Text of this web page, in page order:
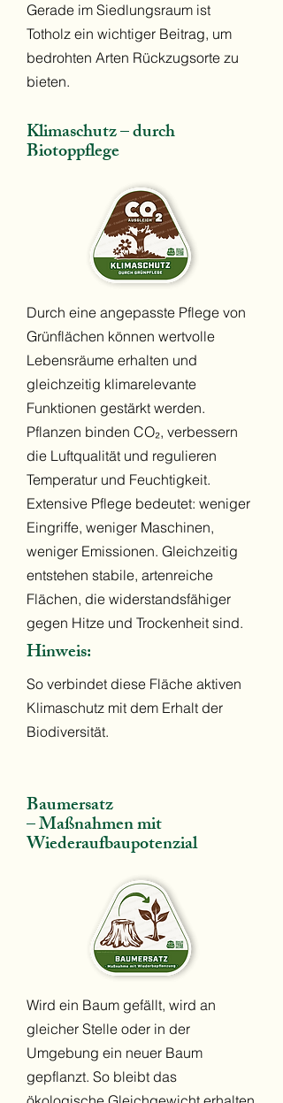
Klimaschutz – durch
Biotoppflege
Durch eine angepasste Pflege von
Grünflächen können wertvolle
Lebensräume erhalten und
gleichzeitig klimarelevante
Funktionen gestärkt werden.
Pflanzen binden CO₂, verbessern
die Luftqualität und regulieren
Temperatur und Feuchtigkeit.
Extensive Pflege bedeutet: weniger
Eingriffe, weniger Maschinen,
weniger Emissionen. Gleichzeitig
entstehen stabile, artenreiche
Flächen, die widerstandsfähiger
gegen Hitze und Trockenheit sind.
Hinweis:
So verbindet diese Fläche aktiven
Klimaschutz mit dem Erhalt der
Biodiversität.
Gerade im Siedlungsraum ist
Totholz ein wichtiger Beitrag, um
bedrohten Arten Rückzugsorte zu
bieten.
Baumersatz
– Maßnahmen mit
Wiederaufbaupotenzial
Wird ein Baum gefällt, wird an
gleicher Stelle oder in der
Umgebung ein neuer Baum
gepflanzt. So bleibt das